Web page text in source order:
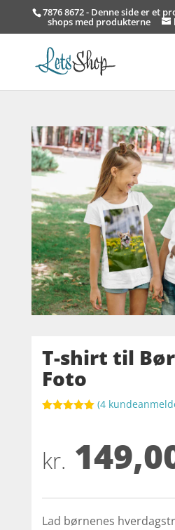
7876 8672 - Denne side er et
shops med produkterne
T-shirt til
Foto
baseret på
kundebedøm
melser
(4
kr.
Lad børnenes